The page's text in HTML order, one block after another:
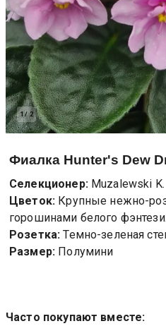
1/2
Фиалка Hunter's Dew
Селекционер: Muzalewski K.
Цветок: Крупные нежно-
горошинами белого фэнтези.
Розетка: Темно-зеленая
Размер: Полумини
Часто покупают вместе: